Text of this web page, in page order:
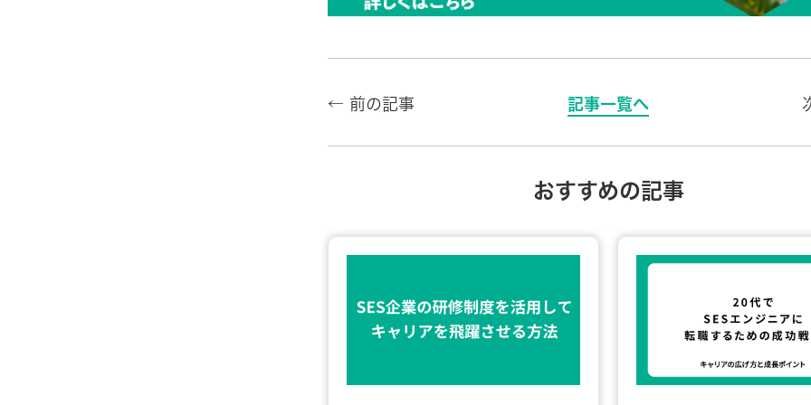
← 前の記事 記事一覧へ
おすすめの記事